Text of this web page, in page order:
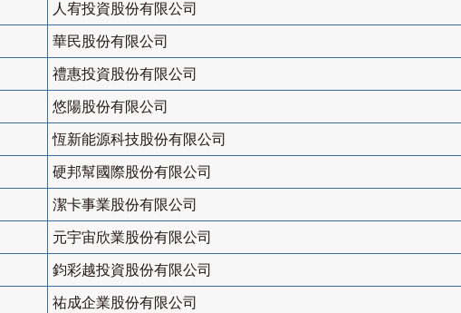
人宥投資股份有限公司
華民股份有限公司
禮惠投資股份有限公司
悠陽股份有限公司
恆新能源科技股份有限公司
硬邦幫國際股份有限公司
潔卡事業股份有限公司
元宇宙欣業股份有限公司
鈞彩越投資股份有限公司
祐成企業股份有限公司